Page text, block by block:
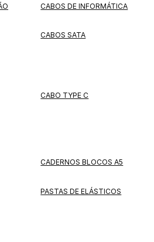
CABOS DE INFORMÁTICA
CABOS SATA
CABO TYPE C
CADERNOS BLOCOS A5
PASTAS DE ELÁSTICOS